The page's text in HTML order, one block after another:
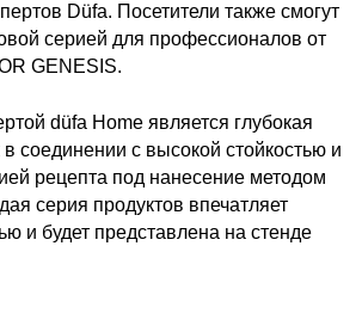
Düfa. Посетители также смогут
серией для профессионалов от
GENESIS.
düfa Home является глубокая
в соединении с высокой стойкостью и
рецепта под нанесение методом
серия продуктов впечатляет
и будет представлена ​​на стенде